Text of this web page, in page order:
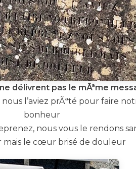
délivrent pas le mÃªme
l’aviez prÃªté pour faire
bonheur
nous vous le rendons
le cœur brisé de douleur